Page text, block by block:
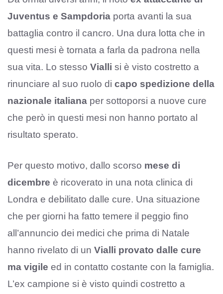
Juventus e Sampdoria porta avanti la sua
battaglia contro il cancro. Una dura lotta che in
questi mesi è tornata a farla da padrona nella
sua vita. Lo stesso Vialli si è visto costretto a
rinunciare al suo ruolo di capo spedizione della
nazionale italiana per sottoporsi a nuove cure
che però in questi mesi non hanno portato al
risultato sperato.
Per questo motivo, dallo scorso mese di
dicembre è ricoverato in una nota clinica di
Londra e debilitato dalle cure. Una situazione
che per giorni ha fatto temere il peggio fino
all’annuncio dei medici che prima di Natale
hanno rivelato di un Vialli provato dalle cure
ma vigile ed in contatto costante con la famiglia.
L’ex campione si è visto quindi costretto a